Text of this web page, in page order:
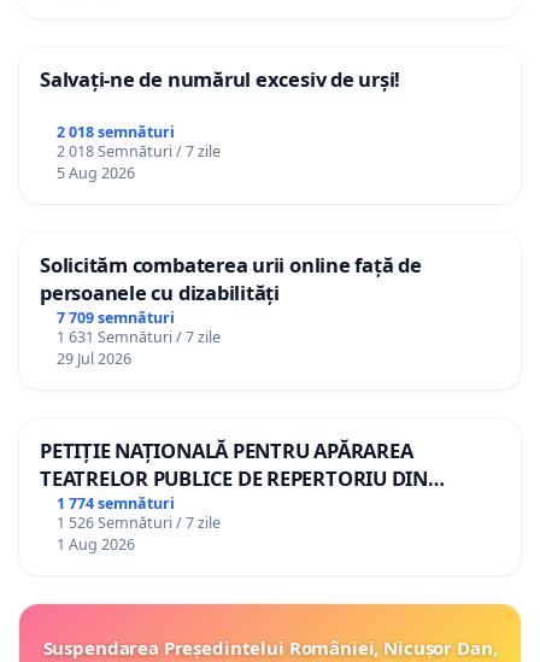
Salvați-ne de numărul excesiv de urși!
2 018 semnături
2 018 Semnături / 7 zile
5 Aug 2026
Solicităm combaterea urii online față de
persoanele cu dizabilități
7 709 semnături
1 631 Semnături / 7 zile
29 Jul 2026
PETIȚIE NAȚIONALĂ PENTRU APĂRAREA
TEATRELOR PUBLICE DE REPERTORIU DIN
ROMÂNIA
1 774 semnături
1 526 Semnături / 7 zile
1 Aug 2026
Suspendarea Președintelui României, Nicușor Dan,